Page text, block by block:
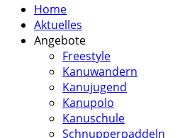
Home
Aktuelles
Angebote
Freestyle
Kanuwandern
Kanujugend
Kanupolo
Kanuschule
Schnupperpaddeln